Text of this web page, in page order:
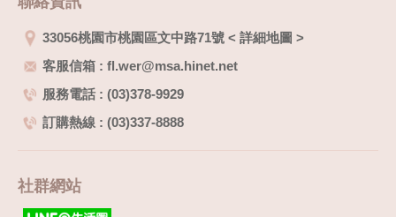
33056桃園市桃園區文中路71號 < 詳細地圖 >
客服信箱 : fl.wer@msa.hinet.net
服務電話 : (03)378-9929
訂購熱線 : (03)337-8888
社群網站